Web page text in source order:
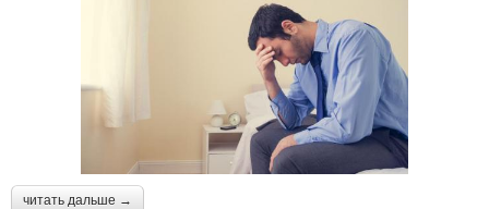
читать дальше →